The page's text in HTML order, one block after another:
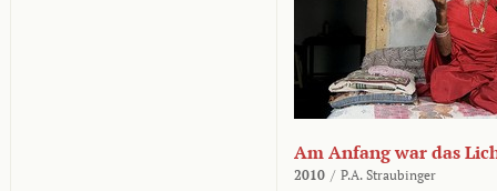
Am Anfang war das
2010 / P.A. Straubinger